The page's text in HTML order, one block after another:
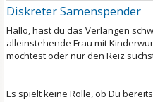
Diskreter Samenspender
Hallo, hast du das Verlangen
alleinstehende Frau mit
möchtest oder nur den Reiz
Es spielt keine Rolle, ob Du